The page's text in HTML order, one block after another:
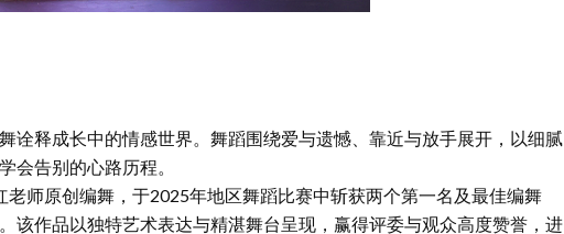
诠释成长中的情感世界。舞蹈围绕爱与遗憾、靠近与放手展开，以细腻
会告别的心路历程。
师原创编舞，于2025年地区舞蹈比赛中斩获两个第一名及最佳编舞
该作品以独特艺术表达与精湛舞台呈现，赢得评委与观众高度赞誉，进